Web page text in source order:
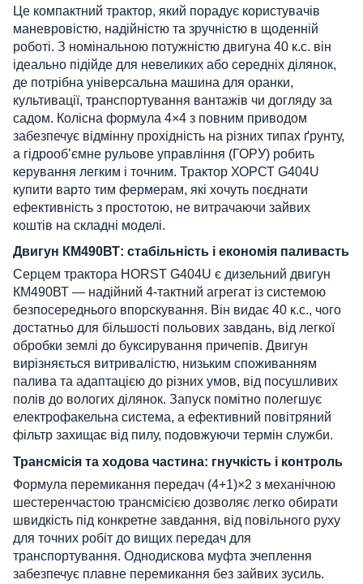
Це компактний трактор, який порадує користувачів
маневровістю, надійністю та зручністю в щоденній
роботі. З номінальною потужністю двигуна 40 к.с. він
ідеально підійде для невеликих або середніх ділянок,
де потрібна універсальна машина для оранки,
культивації, транспортування вантажів чи догляду за
садом. Колісна формула 4×4 з повним приводом
забезпечує відмінну прохідність на різних типах ґрунту,
а гідрообʼємне рульове управління (ГОРУ) робить
керування легким і точним. Трактор ХОРСТ G404U
купити варто тим фермерам, які хочуть поєднати
ефективність з простотою, не витрачаючи зайвих
коштів на складні моделі.
Двигун КМ490ВТ: стабільність і економія паливасть
Серцем трактора HORST G404U є дизельний двигун
КМ490ВТ — надійний 4-тактний агрегат із системою
безпосереднього впорскування. Він видає 40 к.с., чого
достатньо для більшості польових завдань, від легкої
обробки землі до буксирування причепів. Двигун
вирізняється витривалістю, низьким споживанням
палива та адаптацією до різних умов, від посушливих
полів до вологих ділянок. Запуск помітно полегшує
електрофакельна система, а ефективний повітряний
фільтр захищає від пилу, подовжуючи термін служби.
Трансмісія та ходова частина: гнучкість і контроль
Формула перемикання передач (4+1)×2 з механічною
шестеренчастою трансмісією дозволяє легко обирати
швидкість під конкретне завдання, від повільного руху
для точних робіт до вищих передач для
транспортування. Однодискова муфта зчеплення
забезпечує плавне перемикання без зайвих зусиль.